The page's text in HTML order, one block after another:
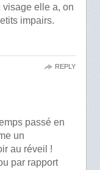
visage elle a, on
impairs.
passé en
un
au réveil !
par rapport
REPLY